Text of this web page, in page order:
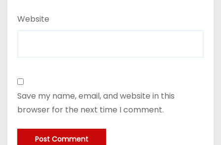
Website
Save my name, email, and website in this
browser for the next time I comment.